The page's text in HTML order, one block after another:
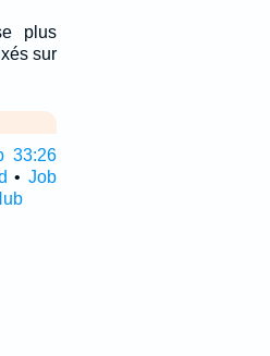
plus
sur
33:26
• Job